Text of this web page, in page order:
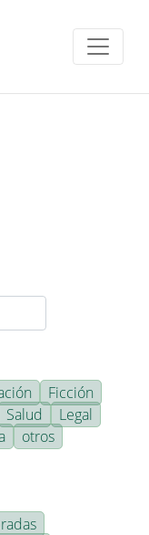
Ficción
Salud
Legal
otros